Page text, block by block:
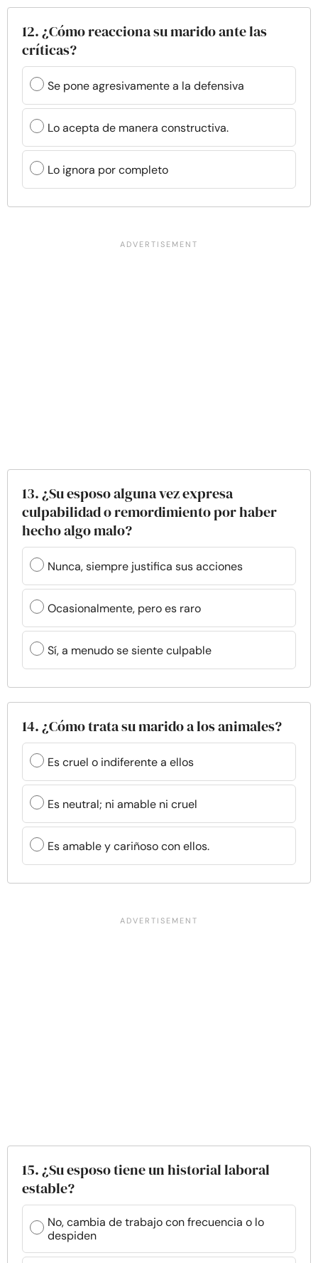
12. ¿Cómo reacciona su marido ante las
críticas?
Se pone agresivamente a la defensiva
Lo acepta de manera constructiva.
Lo ignora por completo
13. ¿Su esposo alguna vez expresa
culpabilidad o remordimiento por haber
hecho algo malo?
Nunca, siempre justifica sus acciones
Ocasionalmente, pero es raro
Sí, a menudo se siente culpable
14. ¿Cómo trata su marido a los animales?
Es cruel o indiferente a ellos
Es neutral; ni amable ni cruel
Es amable y cariñoso con ellos.
15. ¿Su esposo tiene un historial laboral
estable?
No, cambia de trabajo con frecuencia o lo
despiden